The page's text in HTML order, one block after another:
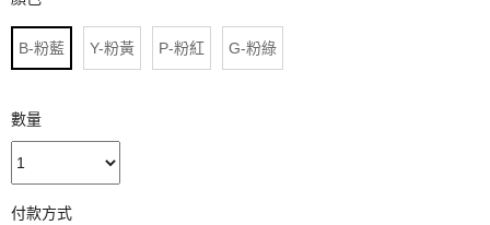
B-粉藍 Y-粉黃 P-粉紅 G-粉綠
數量
付款方式